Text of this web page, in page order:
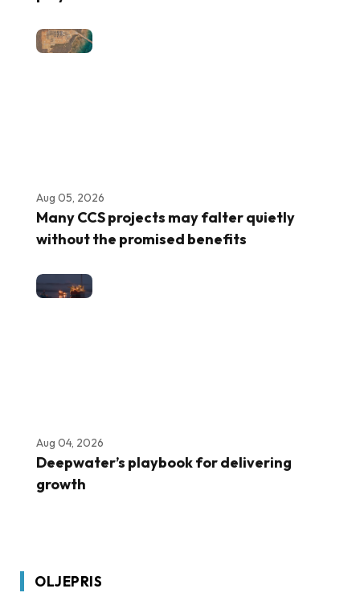
Aug 05, 2026
Many CCS projects may falter quietly
without the promised benefits
Aug 04, 2026
Deepwater’s playbook for delivering
growth
OLJEPRIS